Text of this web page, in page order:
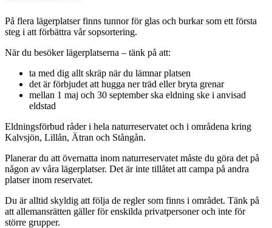
På flera lägerplatser finns tunnor för glas och burkar som ett första
steg i att förbättra vår sopsortering.
När du besöker lägerplatserna – tänk på att:
ta med dig allt skräp när du lämnar platsen
det är förbjudet att hugga ner träd eller bryta grenar
mellan 1 maj och 30 september ska eldning ske i anvisad
eldstad
Eldningsförbud råder i hela naturreservatet och i områdena kring
Kalvsjön, Lillån, Ätran och Stångån.
Planerar du att övernatta inom naturreservatet måste du göra det på
någon av våra lägerplatser. Det är inte tillåtet att campa på andra
platser inom reservatet.
Du är alltid skyldig att följa de regler som finns i området. Tänk på
att allemansrätten gäller för enskilda privatpersoner och inte för
större grupper.